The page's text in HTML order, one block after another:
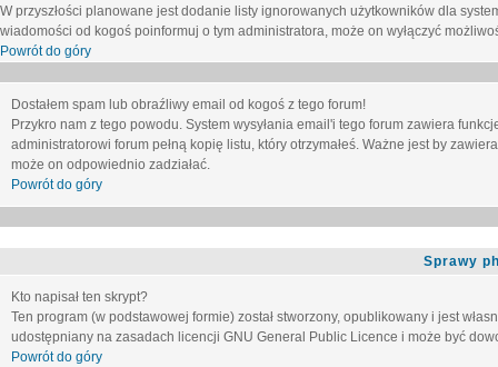
W przyszłości planowane jest dodanie listy ignorowanych użytkowników dla
wiadomości od kogoś poinformuj o tym administratora, może on wyłączyć
Powrót do góry
Dostałem spam lub obraźliwy email od kogoś z tego forum!
Przykro nam z tego powodu. System wysyłania email'i tego forum zawiera
administratorowi forum pełną kopię listu, który otrzymałeś. Ważne jest by
może on odpowiednio zadziałać.
Powrót do góry
Sprawy
Kto napisał ten skrypt?
Ten program (w podstawowej formie) został stworzony, opublikowany i jest
udostępniany na zasadach licencji GNU General Public Licence i może być
Powrót do góry